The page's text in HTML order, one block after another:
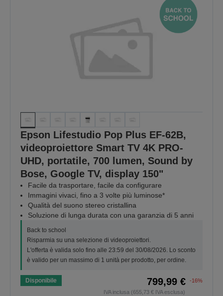
Epson Lifestudio Pop Plus EF-62B,
videoproiettore Smart TV 4K PRO-
UHD, portatile, 700 lumen, Sound by
Bose, Google TV, display 150"
Facile da trasportare, facile da configurare
Immagini vivaci, fino a 3 volte più luminose*
Qualità del suono stereo cristallina
Soluzione di lunga durata con una garanzia di 5 anni
Back to school
Risparmia su una selezione di videoproiettori.
L'offerta è valida solo fino alle 23:59 del 30/08/2026. Lo sconto
è valido per un massimo di 1 unità per prodotto, per ordine.
Disponibile 799,99 €
-16%
IVA inclusa (655,73 € IVA esclusa)